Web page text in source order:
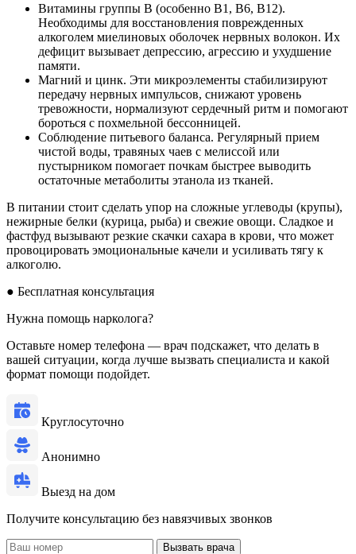
Витамины группы B (особенно B1, B6, B12).
Необходимы для восстановления поврежденных
алкоголем миелиновых оболочек нервных волокон. Их
дефицит вызывает депрессию, агрессию и ухудшение
памяти.
Магний и цинк. Эти микроэлементы стабилизируют
передачу нервных импульсов, снижают уровень
тревожности, нормализуют сердечный ритм и помогают
бороться с похмельной бессонницей.
Соблюдение питьевого баланса. Регулярный прием
чистой воды, травяных чаев с мелиссой или
пустырником помогает почкам быстрее выводить
остаточные метаболиты этанола из тканей.
В питании стоит сделать упор на сложные углеводы (крупы),
нежирные белки (курица, рыба) и свежие овощи. Сладкое и
фастфуд вызывают резкие скачки сахара в крови, что может
провоцировать эмоциональные качели и усиливать тягу к
алкоголю.
● Бесплатная консультация
Нужна помощь нарколога?
Оставьте номер телефона — врач подскажет, что делать в
вашей ситуации, когда лучше вызвать специалиста и какой
формат помощи подойдет.
Круглосуточно
Анонимно
Выезд на дом
Получите консультацию без навязчивых звонков
Вызвать врача